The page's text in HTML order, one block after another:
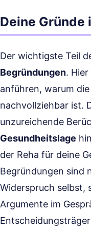
Deine Gründe
Der wichtigste Teil
Begründungen.
anführen, warum
nachvollziehbar ist.
unzureichende
Gesundheitslage
der Reha für deine
Begründungen sind
Widerspruch selbst,
Argumente im